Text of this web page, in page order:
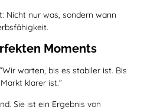
Nicht nur was, sondern wann
Moments
warten, bis es stabiler ist. Bis
klarer ist.”
Sie ist ein Ergebnis von